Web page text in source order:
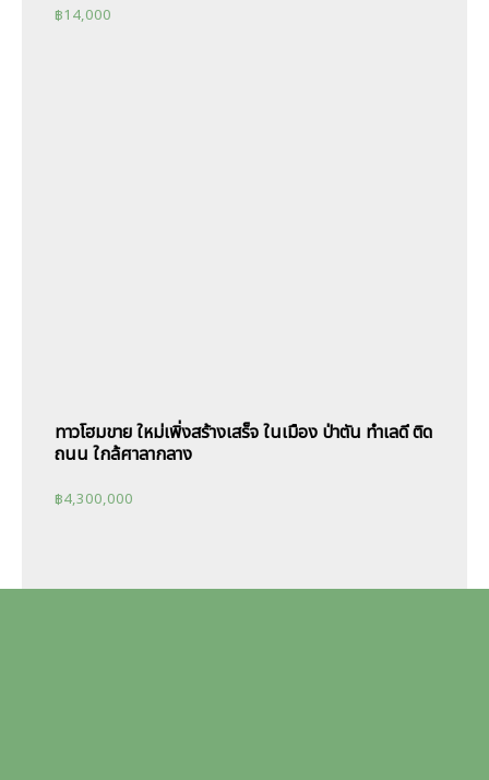
฿14,000
ทาวโฮมขาย ใหม่เพิ่งสร้างเสร็จ ในเมือง ป่าตัน ทำเลดี ติด
ถนน ใกล้ศาลากลาง
฿4,300,000